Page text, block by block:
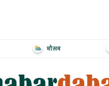
मौसम